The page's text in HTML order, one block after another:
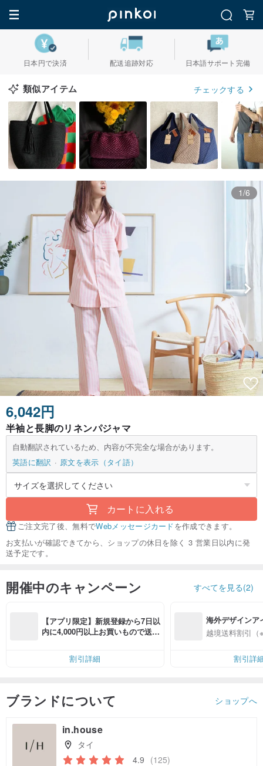
日本円で決済 配送追跡対応 日本語サポート完備
類似アイテム チェックする
1/6
6,042円
半袖と長脚のリネンパジャマ
自動翻訳されているため、内容が不完全な場合があります。
英語に翻訳
原文を表示（タイ語）
カートに入れる
ご注文完了後、無料でWebメッセージカードを作成できます。
お支払いが確認できてから、ショップの休日を除く 3 営業日以内に発
送予定です。
開催中のキャンペーン すべてを見る(2)
【アプリ限定】新規登録から7日以
内に4,000円以上お買いもので送料
割引詳細
海外デザインア
入
越境送料割引（
割引詳
ブランドについて ショップへ
in.house
タイ
4.9 (125)